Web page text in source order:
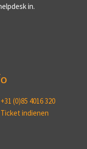
in.
+31 (0)85 4016 320
Ticket indienen